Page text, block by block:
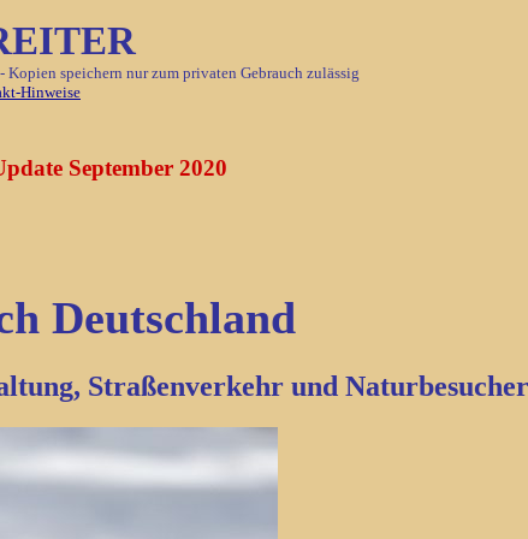
speichern nur zum privaten Gebrauch zulässig
Hinweise
September 2020
Deutschland
Straßenverkehr und Naturbesucher